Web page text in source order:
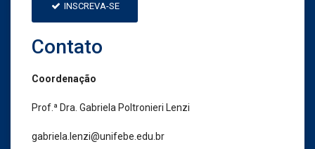
INSCREVA-SE
Contato
Coordenação
Prof.ª Dra. Gabriela Poltronieri Lenzi
gabriela.lenzi@unifebe.edu.br